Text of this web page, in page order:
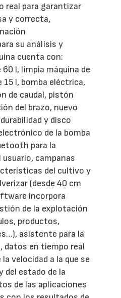
real para garantizar
y correcta,
su análisis y
cuenta con:
l, limpia máquina de
15 l, bomba eléctrica,
de caudal, pistón
del brazo, nuevo
y disco
de la bomba
para la
campanas
del cultivo y
(desde 40 cm
incorpora
de la explotación
productos,
asistente para la
datos en tiempo real
velocidad a la que se
del estado de la
de las aplicaciones